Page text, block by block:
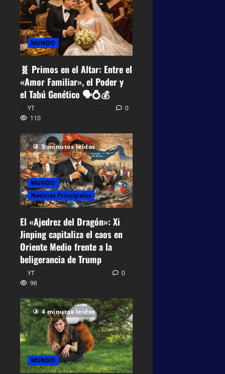
MUNDO
🧬 Primos en el Altar: Entre el
«Amor Familiar», el Poder y
el Tabú Genético 🗣️💍💰
YT
0
110
5 minutos leídos
MUNDO
Noticias Principales
El «Ajedrez del Dragón»: Xi
Jinping capitaliza el caos en
Oriente Medio frente a la
beligerancia de Trump
YT
0
96
4 minutos leídos
MUNDO